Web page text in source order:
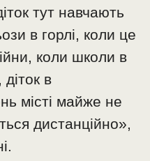
тут навчають
в горлі, коли це
коли школи в
в
місті майже не
дистанційно»,